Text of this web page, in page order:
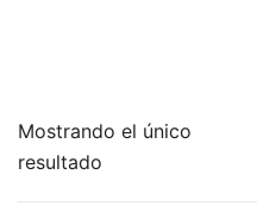
Mostrando el único
resultado